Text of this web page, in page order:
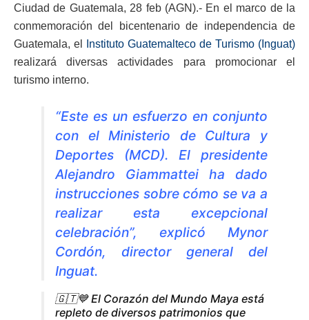
Ciudad de Guatemala, 28 feb (AGN).- En el marco de la
conmemoración del bicentenario de independencia de
Guatemala, el
Instituto Guatemalteco de Turismo (Inguat)
realizará diversas actividades para promocionar el
turismo interno.
“Este es un esfuerzo en conjunto
con elMinisterio de Cultura y
Deportes (MCD). El presidente
Alejandro Giammattei ha dado
instrucciones sobre cómo se va a
realizar esta excepcional
celebración”, explicó Mynor
Cordón, director general del
Inguat.
🇬🇹💙 El Corazón del Mundo Maya está
repleto de diversos patrimonios que